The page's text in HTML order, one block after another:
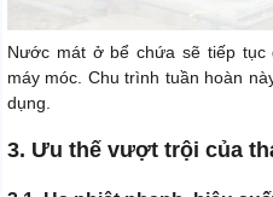
Nước mát ở bể chứa sẽ tiếp
máy móc. Chu trình tuần hoàn
dụng.
3. Ưu thế vượt trội của